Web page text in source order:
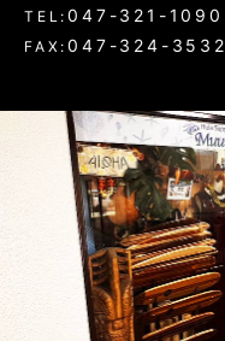
TEL:047-321-1090
FAX:047-324-3532